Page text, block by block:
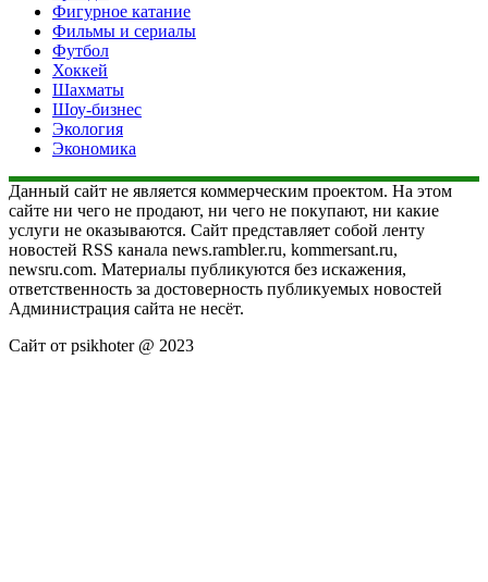
Фигурное катание
Фильмы и сериалы
Футбол
Хоккей
Шахматы
Шоу-бизнес
Экология
Экономика
Данный сайт не является коммерческим проектом. На этом
сайте ни чего не продают, ни чего не покупают, ни какие
услуги не оказываются. Сайт представляет собой ленту
новостей RSS канала news.rambler.ru, kommersant.ru,
newsru.com. Материалы публикуются без искажения,
ответственность за достоверность публикуемых новостей
Администрация сайта не несёт.
Сайт от psikhoter @ 2023